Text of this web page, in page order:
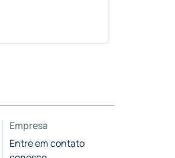
Empresa
Entre em contato